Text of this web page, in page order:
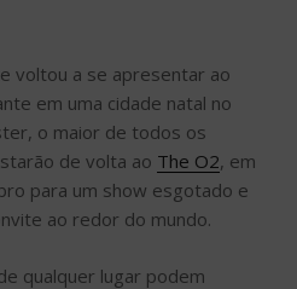
voltou a se apresentar ao
em uma cidade natal no
o maior de todos os
de volta ao The O2, em
para um show esgotado e
ao redor do mundo.
qualquer lugar podem